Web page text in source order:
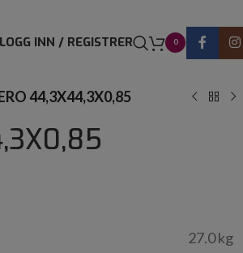
LOGG INN / REGISTRER 0
44,3X44,3X0,85
27.0 kg